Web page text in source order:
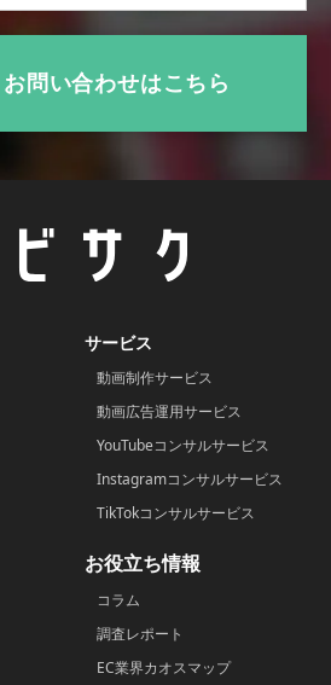
問い合わせはこちら
サービス
動画制作サービス
動画広告運用サービス
YouTubeコンサルサービス
Instagramコンサルサービス
TikTokコンサルサービス
お役立ち情報
コラム
調査レポート
EC業界カオスマップ